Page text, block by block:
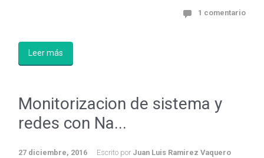
1 comentario
Leer más
Monitorizacion de sistema y
redes con Na...
27 diciembre, 2016 Escrito por Juan Luis Ramirez Vaquero